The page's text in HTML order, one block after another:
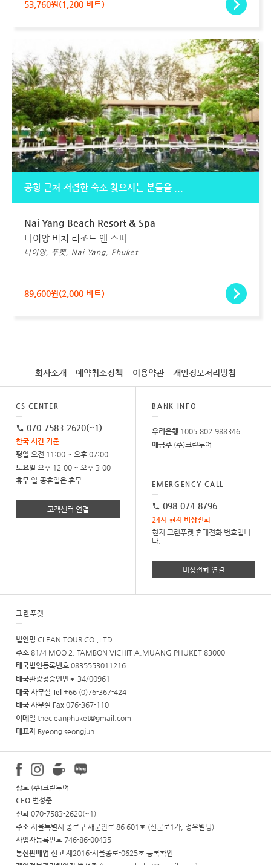
53,760원(1,200 바트)
공항 근처 저렴한 숙소 찾으시는 분들을 ...
Nai Yang Beach Resort & Spa
나이양 비치 리조트 앤 스파
나이양, 푸켓, Nai Yang, Phuket
89,600원(2,000 바트)
회사소개 예약취소정책 이용약관 개인정보처리방침
CS CENTER
070-7583-2620(~1)
한국 시간 기준
평일 오전 11:00 ~ 오후 07:00
토요일 오후 12:00 ~ 오후 3:00
휴무 일.공휴일은 휴무
고객센터 연결
BANK INFO
우리은행 1005-802-988346
예금주 (주)크린투어
EMERGENCY CALL
098-074-8796
24시 현지 비상전화
현지 크린푸켓 휴대전화 번호입니
다.
비상전화 연결
크린푸켓
법인명 CLEAN TOUR CO.,LTD
주소 81/4 MOO 2, TAMBON VICHIT A.MUANG PHUKET 83000
태국법인등록번호 0835553011216
태국관광청승인번호 34/00961
태국 사무실 Tel +66 (0)76-367-424
태국 사무실 Fax 076-367-110
이메일 thecleanphuket@gmail.com
대표자Byeong seongjun
상호 (주)크린투어
CEO 변성준
전화070-7583-2620(~1)
주소 서울특별시 종로구 새문안로 86 601호 (신문로1가, 정우빌딩)
사업자등록번호 746-86-00435
통신판매업 신고 제2016-서울종로-0625호등록확인